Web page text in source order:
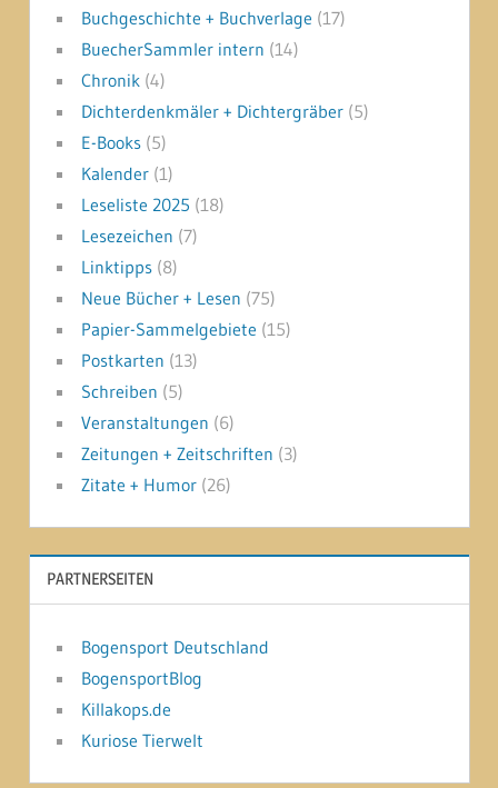
Buchgeschichte + Buchverlage (17)
BuecherSammler intern (14)
Chronik(4)
Dichterdenkmäler + Dichtergräber(5)
E-Books(5)
Kalender(1)
Leseliste 2025 (18)
Lesezeichen (7)
Linktipps(8)
Neue Bücher + Lesen (75)
Papier-Sammelgebiete (15)
Postkarten (13)
Schreiben (5)
Veranstaltungen (6)
Zeitungen + Zeitschriften (3)
Zitate + Humor(26)
PARTNERSEITEN
Bogensport Deutschland
BogensportBlog
Killakops.de
Kuriose Tierwelt